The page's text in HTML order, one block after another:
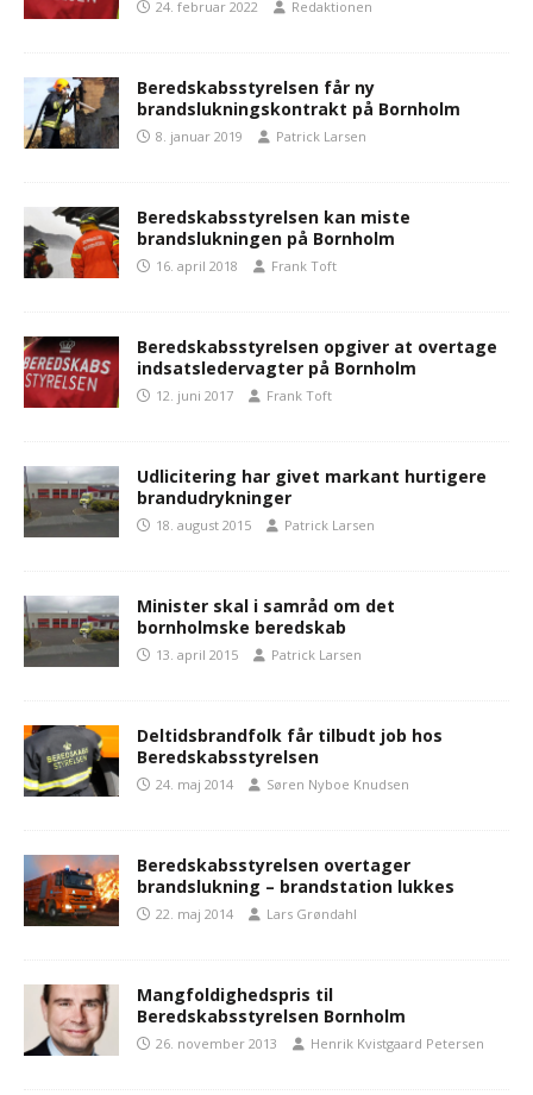
24. februar 2022 Redaktionen
Beredskabsstyrelsen får ny
brandslukningskontrakt på Bornholm
8. januar 2019 Patrick Larsen
Beredskabsstyrelsen kan miste
brandslukningen på Bornholm
16. april 2018 Frank Toft
Beredskabsstyrelsen opgiver at overtage
indsatsledervagter på Bornholm
12. juni 2017 Frank Toft
Udlicitering har givet markant hurtigere
brandudrykninger
18. august 2015 Patrick Larsen
Minister skal i samråd om det
bornholmske beredskab
13. april 2015 Patrick Larsen
Deltidsbrandfolk får tilbudt job hos
Beredskabsstyrelsen
24. maj 2014 Søren Nyboe Knudsen
Beredskabsstyrelsen overtager
brandslukning – brandstation lukkes
22. maj 2014 Lars Grøndahl
Mangfoldighedspris til
Beredskabsstyrelsen Bornholm
26. november 2013 Henrik Kvistgaard Petersen